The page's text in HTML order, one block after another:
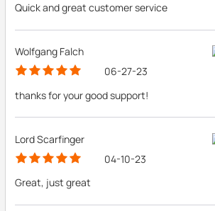
Quick and great customer service
Wolfgang Falch
06-27-23
thanks for your good support!
Lord Scarfinger
04-10-23
Great, just great